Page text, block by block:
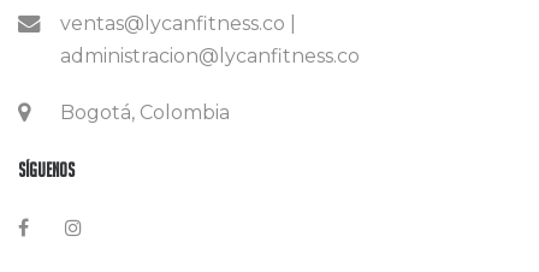
ventas@lycanfitness.co |
administracion@lycanfitness.co
Bogotá, Colombia
Síguenos